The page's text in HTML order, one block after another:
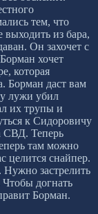
тем, что
выходить из бара,
Он захочет с
хочет
которая
Борман даст вам
лужи убил
их трупы и
к Сидоровичу
СВД. Теперь
там можно
целится снайпер.
Нужно застрелить
Чтобы догнать
Борман.